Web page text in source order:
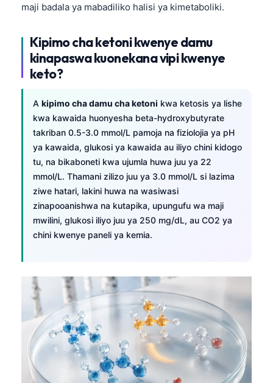
maji badala ya mabadiliko halisi ya kimetaboliki.
Kipimo cha ketoni kwenye damu
kinapaswa kuonekana vipi kwenye
keto?
A kipimo cha damu cha ketoni kwa ketosis ya lishe
kwa kawaida huonyesha beta-hydroxybutyrate
takriban 0.5-3.0 mmol/L pamoja na fiziolojia ya pH
ya kawaida, glukosi ya kawaida au iliyo chini kidogo
tu, na bikaboneti kwa ujumla huwa juu ya 22
mmol/L. Thamani zilizo juu ya 3.0 mmol/L si lazima
ziwe hatari, lakini huwa na wasiwasi
zinapooanishwa na kutapika, upungufu wa maji
mwilini, glukosi iliyo juu ya 250 mg/dL, au CO2 ya
chini kwenye paneli ya kemia.